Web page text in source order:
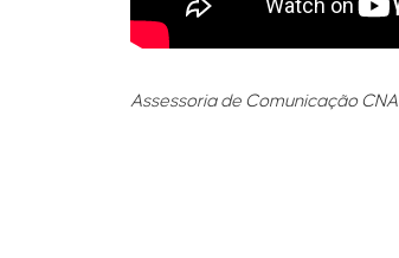
Assessoria de Comunicação CNA